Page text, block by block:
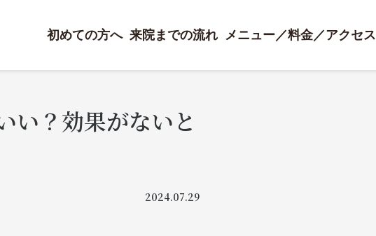
初めての方へ 来院までの流れ メニュー／料金／アクセス
い？効果がないと
2024.07.29